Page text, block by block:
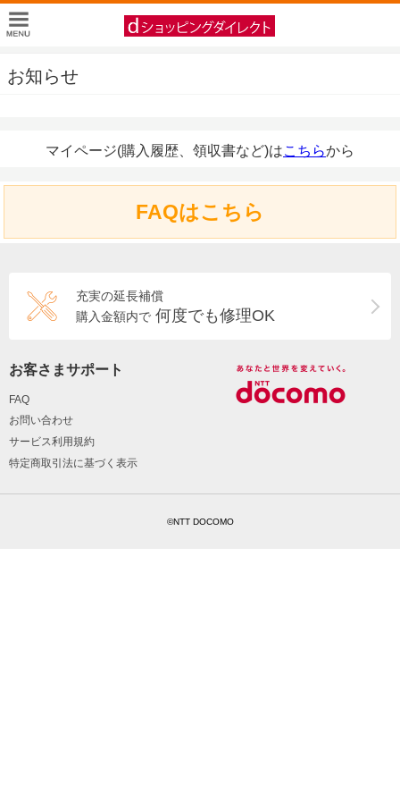
お知らせ
マイページ(購入履歴、領収書など)はこちらから
FAQはこちら
充実の延長補償
購入金額内で 何度でも修理OK
お客さまサポート
FAQ
お問い合わせ
サービス利用規約
特定商取引法に基づく表示
©NTT DOCOMO